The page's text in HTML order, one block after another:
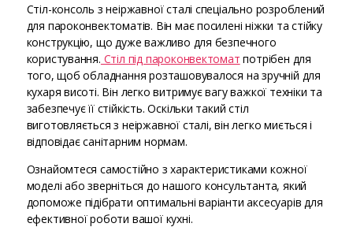
Стіл-консоль з неіржавної сталі спеціально розроблений
для пароконвектоматів. Він має посилені ніжки та стійку
конструкцію, що дуже важливо для безпечного
користування. Стіл під пароконвектомат потрібен для
того, щоб обладнання розташовувалося на зручній для
кухаря висоті. Він легко витримує вагу важкої техніки та
забезпечує її стійкість. Оскільки такий стіл
виготовляється з неіржавної сталі, він легко миється і
відповідає санітарним нормам.
Ознайомтеся самостійно з характеристиками кожної
моделі або зверніться до нашого консультанта, який
допоможе підібрати оптимальні варіанти аксесуарів для
ефективної роботи вашої кухні.